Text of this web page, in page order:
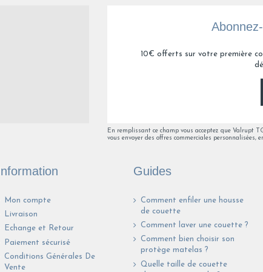
10€ offerts sur votre première
En remplissant ce champ vous acceptez que Valrupt
vous envoyer des offres commerciales personnalisées,
Mon compte
Livraison
Echange et Retour
Paiement sécurisé
Conditions Générales De
Vente
Guides
Comment enfiler une housse
de couette
Comment laver une couette ?
Comment bien choisir son
protège matelas ?
Quelle taille de couette